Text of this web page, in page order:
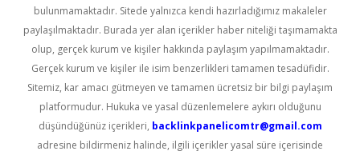
bulunmamaktadır. Sitede yalnızca kendi hazırladığımız makaleler
paylaşılmaktadır. Burada yer alan içerikler haber niteliği taşımamakta
olup, gerçek kurum ve kişiler hakkında paylaşım yapılmamaktadır.
Gerçek kurum ve kişiler ile isim benzerlikleri tamamen tesadüfidir.
Sitemiz, kar amacı gütmeyen ve tamamen ücretsiz bir bilgi paylaşım
platformudur. Hukuka ve yasal düzenlemelere aykırı olduğunu
düşündüğünüz içerikleri, backlinkpanelicomtr@gmail.com
adresine bildirmeniz halinde, ilgili içerikler yasal süre içerisinde